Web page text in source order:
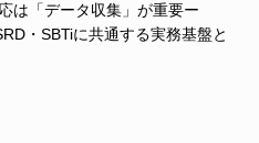
は「データ収集」が重要ー
・SBTiに共通する実務基盤と